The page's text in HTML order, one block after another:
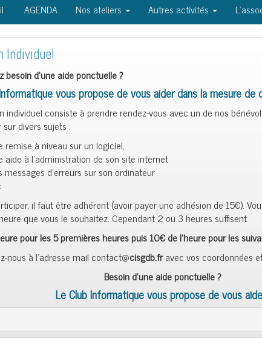
AGENDA Nos ateliers Autres activités
Individuel
besoin d’une aide ponctuelle ?
vous propose de vous aider dans la mesure
individuel consiste à prendre rendez-vous avec un de nos
divers sujets :
remise à niveau sur un logiciel,
aide à l’administration de son site internet
messages d’erreurs sur son ordinateur
il faut être adhérent (avoir payer une adhésion de 15€).
que vous le souhaitez. Cependant 2 ou 3 heures suffisent.
pour les 5 premières heures puis 10€ de l’heure pour les
nous à l’adresse mail contact@cisgdb.fravec vos coordonnées
Besoin d’une aide ponctuelle ?
Le Club Informatique vous propose de vous